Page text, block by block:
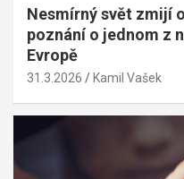
Nesmírný svět zmijí
poznání o jednom z
Evropě
31.3.2026 Kamil Vašek